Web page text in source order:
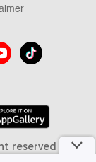
reserved